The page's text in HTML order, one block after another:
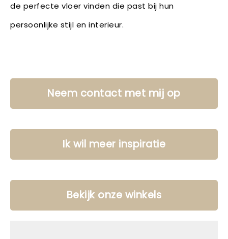
de perfecte vloer vinden die past bij hun
persoonlijke stijl en interieur.
Neem contact met mij op
Ik wil meer inspiratie
Bekijk onze winkels